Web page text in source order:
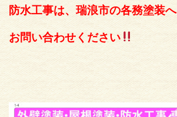
防水工事は、瑞浪市の各務塗装へ
お問い合わせください